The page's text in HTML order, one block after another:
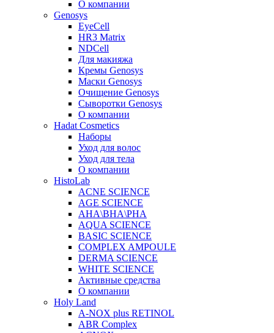
О компании
Genosys
EyeCell
HR3 Matrix
NDCell
Для макияжа
Кремы Genosys
Маски Genosys
Очищение Genosys
Сыворотки Genosys
О компании
Hadat Cosmetics
Наборы
Уход для волос
Уход для тела
О компании
HistoLab
ACNE SCIENCE
AGE SCIENCE
AHA\BHA\PHA
AQUA SCIENCE
BASIC SCIENCE
COMPLEX AMPOULE
DERMA SCIENCE
WHITE SCIENCE
Активные средства
О компании
Holy Land
A-NOX plus RETINOL
ABR Complex